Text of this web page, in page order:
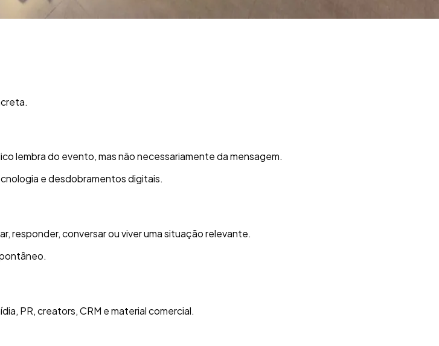
lembra do evento, mas não necessariamente da mensagem.
e desdobramentos digitais.
responder, conversar ou viver uma situação relevante.
PR, creators, CRM e material comercial.